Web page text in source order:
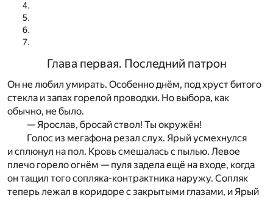
Глава первая. Последний патрон
Он не любил умирать. Особенно днём, под хруст битого
стекла и запах горелой проводки. Но выбора, как
обычно, не было.
— Ярослав, бросай ствол! Ты окружён!
Голос из мегафона резал слух. Ярый усмехнулся
и сплюнул на пол. Кровь смешалась с пылью. Левое
плечо горело огнём — пуля задела ещё на входе, когда
он тащил того сопляка-контрактника наружу. Сопляк
теперь лежал в коридоре с закрытыми глазами, и Ярый